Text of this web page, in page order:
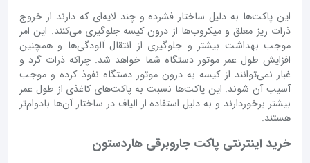
این پاکت‌ها به دلیل ساختار فشرده و چند لایه‌ای که دارند از خروج
ذرات ریز معلق و میکروب‌ها از درون کیسه جلوگیری می‌کنند. این امر
موجب بهداشت بیشتر و جلوگیری از انتقال آلودگی‌ها و همچنین
افزایش طول عمر موتور دستگاه شما خواهد شد. چراکه ذرات گرد و
غبار نمی‌توانند از کیسه به درون موتور دستگاه نفوذ کرده و موجب
آسیب آن شوند. این پاکت‌ها نسبت به پاکت‌های کاغذی از طول عمر
بیشتر برخوردارند و به دلیل استفاده از الیاف در ساختار آن‌‌‌‌‌‌‌‌ها بادوام‌تر
هستند.
خرید اینترنتی پاکت جاروبرقی هاردستون